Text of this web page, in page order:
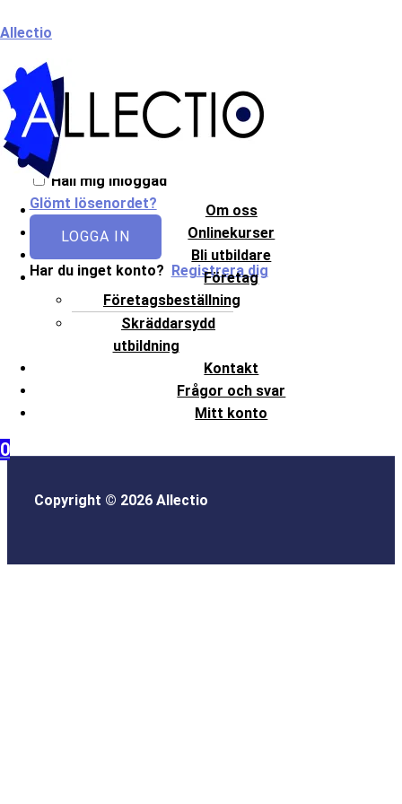
till
Allectio
Om oss
Onlinekurser
Bli utbildare
Företag
Företagsbeställning
Skräddarsydd
utbildning
Kontakt
Frågor och svar
Mitt konto
0
Välkommen till Allectio!
Håll mig inloggad
Glömt lösenordet?
LOGGA IN
Har du inget konto? Registrera dig
Copyright © 2026 Allectio